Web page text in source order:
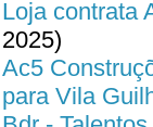
Loja contrata
2025)
Ac5
para Vila